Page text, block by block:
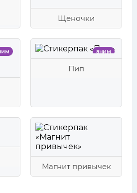
Щеночки
аним
Пип
Магнит привычек